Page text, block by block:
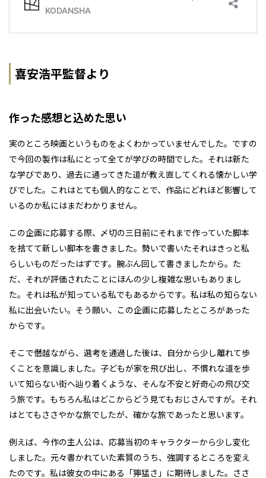
喜安浩平監督より
作った感想と込めた思い
実のところ映画というものをよくわかっていませんでした。ですの
で今回の製作は私にとって全てが学びの時間でした。それは新た
な学びであり、過去に通ってきた道が教え直してくれる懐かしい学
びでした。これはとても個人的なことで、作品にどれほど影響して
いるのか私にはまだわかりません。
この企画に応募する際、〆切の三日前にそれまで作っていた脚本
を捨てて新しい脚本を書きました。勢いで書いたそれはきっと私
らしいものだったはずです。腕ぶん回して書きましたから。た
だ、それが評価されたことにほんの少し複雑な思いもありまし
た。それは私が知っている私でもあるからです。私は私の知らない
私に出会いたい。そう願い、この企画に応募したところがあった
からです。
そこで僭越ながら、選考を通過した後は、自分から少し離れて歩
くことを意識しました。子どもが家を飛び出し、不慣れな道を歩
いて知らない街へ辿り着くような、そんな不安と好奇心の飛び交
う旅です。もちろん私はどこからどう見てもおじさんですが。それ
はとてもささやかな旅でしたが、確かな旅であったと思います。
例えば、今作の主人公は、応募当初のキャラクターから少し変化
しました。元々書かれていた素質のうち、強調するところを変え
たのです。私は彼女の中にある「獰猛さ」に期待しました。ささ